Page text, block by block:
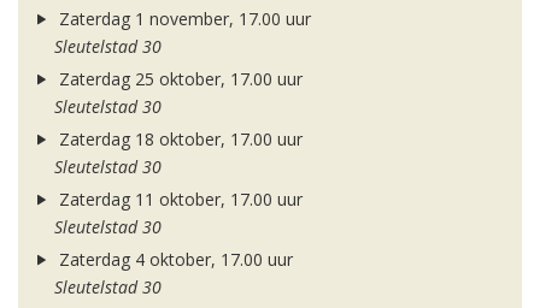
Zaterdag 1 november, 17.00 uur
Sleutelstad 30
Zaterdag 25 oktober, 17.00 uur
Sleutelstad 30
Zaterdag 18 oktober, 17.00 uur
Sleutelstad 30
Zaterdag 11 oktober, 17.00 uur
Sleutelstad 30
Zaterdag 4 oktober, 17.00 uur
Sleutelstad 30